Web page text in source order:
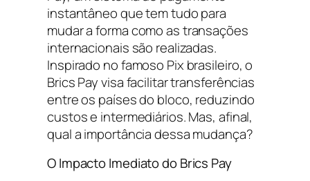
instantâneo que tem tudo para
mudar a forma como as transações
internacionais são realizadas.
Inspirado no famoso Pix brasileiro, o
Brics Pay visa facilitar transferências
entre os países do bloco, reduzindo
custos e intermediários. Mas, afinal,
qual a importância dessa mudança?
O Impacto Imediato do Brics Pay